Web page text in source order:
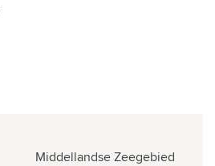
Middellandse Zeegebied